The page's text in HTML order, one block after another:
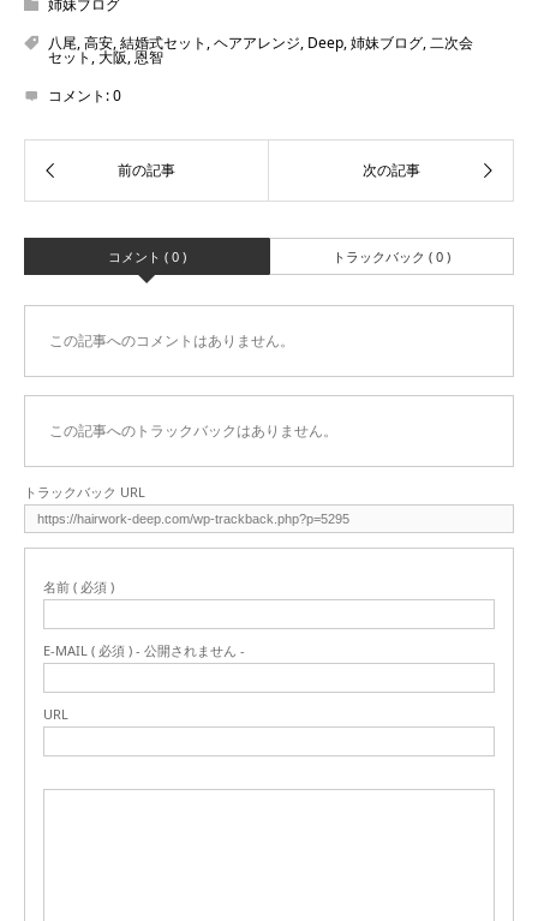
姉妹ブログ
八尾,高安,結婚式セット,ヘアアレンジ, Deep,姉妹ブログ,二次会
セット,大阪,恩智
コメント:0
コメント ( 0 ) トラックバック ( 0 )
この記事へのコメントはありません。
この記事へのトラックバックはありません。
トラックバック URL
名前 ( 必須 )
E-MAIL ( 必須 ) - 公開されません -
URL